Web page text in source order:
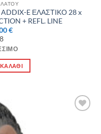
ADDIX-E ΕΛΑΣΤΙΚΟ 28 x
+ REFL. LINE
€.
€Η
είναι: